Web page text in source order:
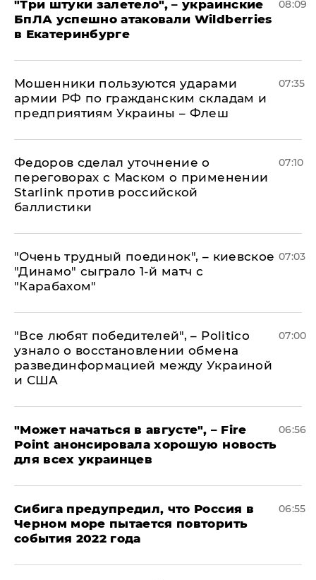
"Три штуки залетело", – украинские
БпЛА успешно атаковали Wildberries
в Екатеринбурге
08:09
Мошенники пользуются ударами
армии РФ по гражданским складам и
предприятиям Украины – Флеш
07:35
Федоров сделал уточнение о
переговорах с Маском о применении
Starlink против российской
баллистики
07:10
"Очень трудный поединок", – киевское
"Динамо" сыграло 1-й матч с
"Карабахом"
07:03
​"Все любят победителей", – Politico
узнало о восстановлении обмена
развединформацией между Украиной
и США
07:00
"Может начаться в августе", – Fire
Point анонсировала хорошую новость
для всех украинцев
06:56
Сибига предупредил, что Россия в
Черном море пытается повторить
события 2022 года
06:55